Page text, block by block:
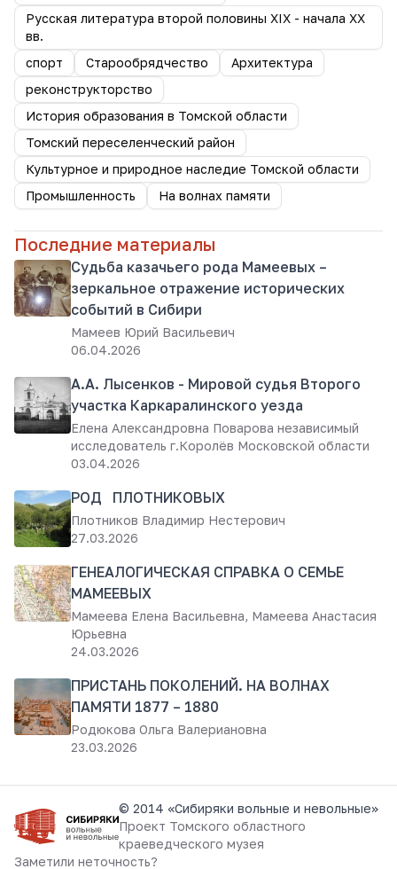
Русская литература второй половины XIX - начала XX
вв.
спорт
Старообрядчество
Архитектура
реконструкторство
История образования в Томской области
Томский переселенческий район
Культурное и природное наследие Томской области
Промышленность
На волнах памяти
Последние материалы
Судьба казачьего рода Мамеевых –
зеркальное отражение исторических
событий в Сибири
Мамеев Юрий Васильевич
06.04.2026
А.А. Лысенков - Мировой судья Второго
участка Каркаралинского уезда
Елена Александровна Поварова независимый
исследователь г.Королёв Московской области
03.04.2026
РОД ПЛОТНИКОВЫХ
Плотников Владимир Нестерович
27.03.2026
ГЕНЕАЛОГИЧЕСКАЯ СПРАВКА О СЕМЬЕ
МАМЕЕВЫХ
Мамеева Елена Васильевна, Мамеева Анастасия
Юрьевна
24.03.2026
ПРИСТАНЬ ПОКОЛЕНИЙ. НА ВОЛНАХ
ПАМЯТИ 1877 – 1880
Родюкова Ольга Валериановна
23.03.2026
© 2014 «Сибиряки вольные и невольные»
Проект Томского областного
краеведческого музея
Заметили неточность?